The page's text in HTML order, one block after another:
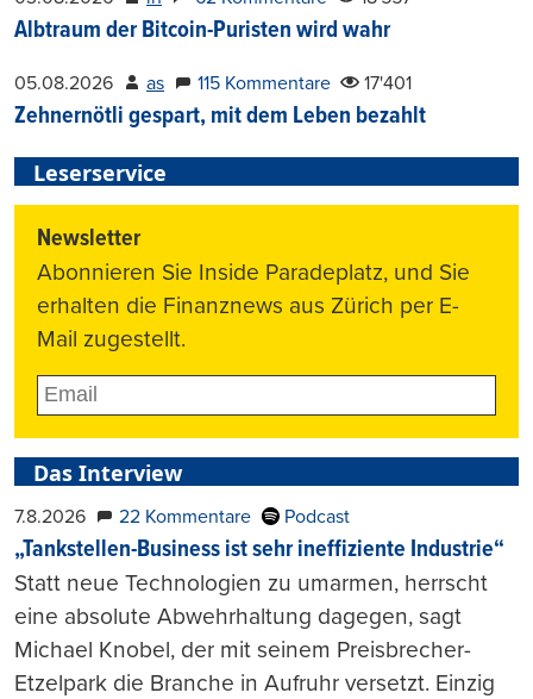
Albtraum der Bitcoin-Puristen wird wahr
05.08.2026 as 115 Kommentare 17'401
Zehnernötli gespart, mit dem Leben bezahlt
Leserservice
Newsletter
Abonnieren Sie Inside Paradeplatz, und Sie
erhalten die Finanznews aus Zürich per E-
Mail zugestellt.
Das Interview
7.8.2026 22 Kommentare Podcast
„Tankstellen-Business ist sehr ineffiziente Industrie“
Statt neue Technologien zu umarmen, herrscht
eine absolute Abwehrhaltung dagegen, sagt
Michael Knobel, der mit seinem Preisbrecher-
Etzelpark die Branche in Aufruhr versetzt. Einzig